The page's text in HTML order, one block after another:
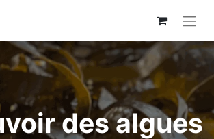
des algues